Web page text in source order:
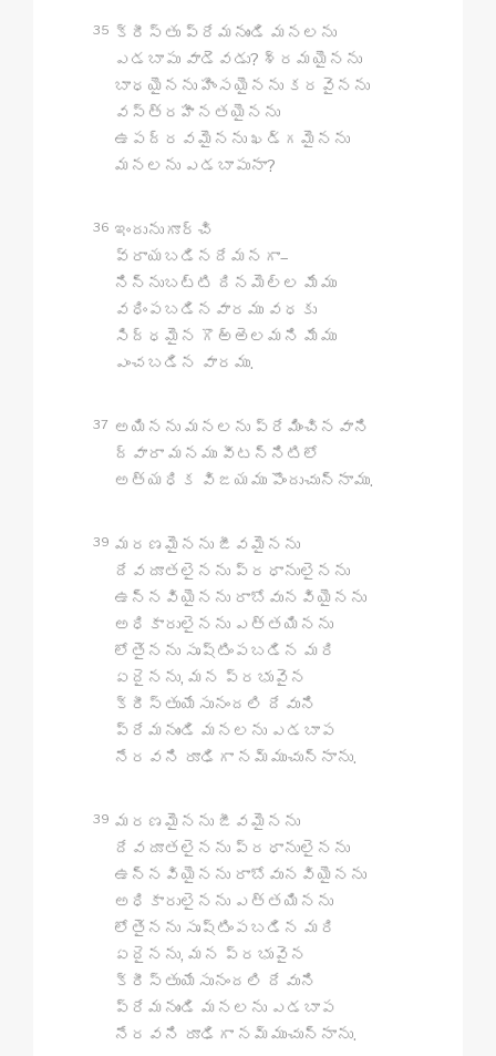
35 క్రీస్తు ప్రేమనుండి మనలను
ఎడబాపు వాడెవడు? శ్రమయైనను
బాధయైనను హింసయైనను కరవైనను
వస్త్రహీనతయైనను
ఉపద్రవమైనను ఖడ్గమైనను
మనలను ఎడబాపునా?
36 ఇందునుగూర్చి
వ్రాయబడినదేమనగా–
నిన్నుబట్టి దినమెల్ల మేము
వధింపబడినవారము వధకు
సిద్ధమైన గొఱ్ఱెలమని మేము
ఎంచబడిన వారము.
37 అయినను మనలను ప్రేమించినవాని
ద్వారా మనము వీటన్నిటిలో
అత్యధిక విజయము పొందుచున్నాము.
39 మరణమైనను జీవమైనను
దేవదూతలైనను ప్రధానులైనను
ఉన్నవియైనను రాబోవునవియైనను
అధికారులైనను ఎత్తయినను
లోతైనను సృష్టింపబడిన మరి
ఏదైనను, మన ప్రభువైన
క్రీస్తుయేసునందలి దేవుని
ప్రేమనుండి మనలను ఎడబాప
నేరవని రూఢిగా నమ్ముచున్నాను.
39 మరణమైనను జీవమైనను
దేవదూతలైనను ప్రధానులైనను
ఉన్నవియైనను రాబోవునవియైనను
అధికారులైనను ఎత్తయినను
లోతైనను సృష్టింపబడిన మరి
ఏదైనను, మన ప్రభువైన
క్రీస్తుయేసునందలి దేవుని
ప్రేమనుండి మనలను ఎడబాప
నేరవని రూఢిగా నమ్ముచున్నాను.